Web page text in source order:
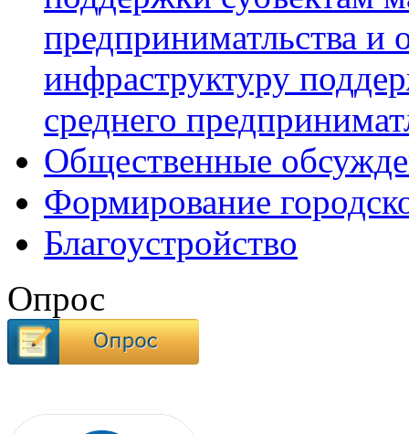
предприниматльства
инфраструктуру
среднего
Общественные
Формирование
Благоустройство
Опрос